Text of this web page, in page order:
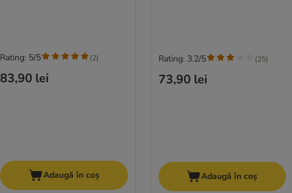
83,90 lei
Rating: 5/5 (2)
Adaugă în coș
73,90 lei
Rating: 3.2/5 (25)
Adaugă în coș